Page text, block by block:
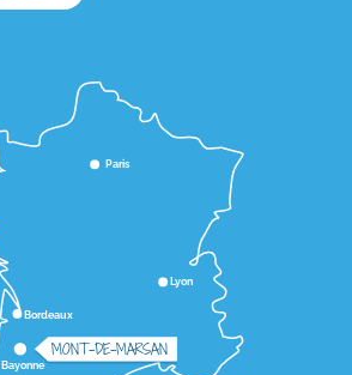
Lyon
Bordeaux
Paris
Bayonne
MONT-DE-MARSAN